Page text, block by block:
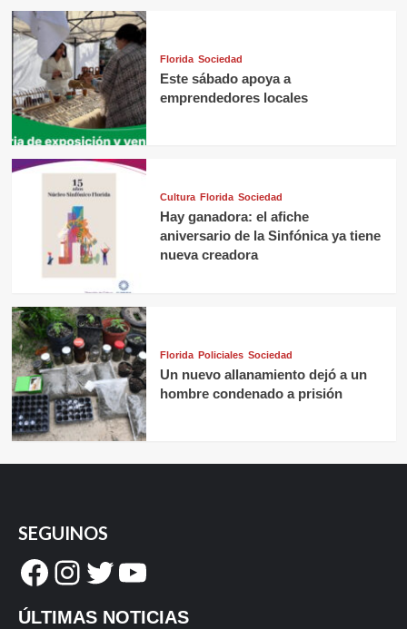
Florida Sociedad
Este sábado apoya a
emprendedores locales
Cultura Florida Sociedad
Hay ganadora: el afiche
aniversario de la Sinfónica ya tiene
nueva creadora
Florida Policiales Sociedad
Un nuevo allanamiento dejó a un
hombre condenado a prisión
SEGUINOS
Facebook
Instagram
Twitter
YouTube
ÚLTIMAS NOTICIAS